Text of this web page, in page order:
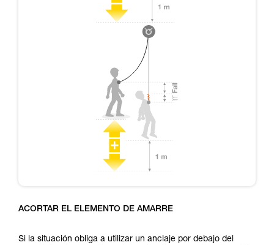
ACORTAR EL ELEMENTO DE AMARRE
Si la situación obliga a utilizar un anclaje por debajo del